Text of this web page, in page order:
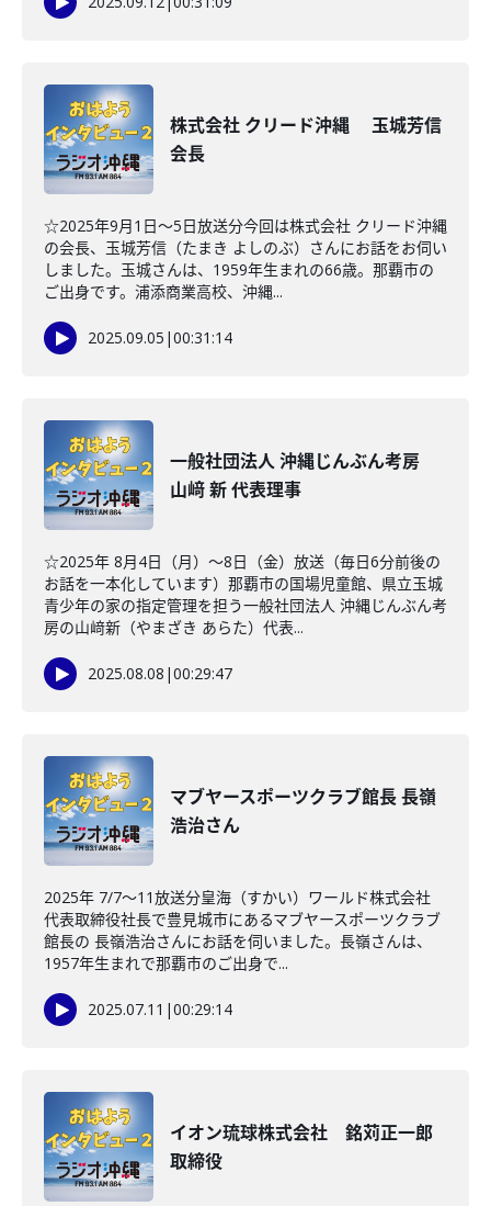
株式会社 クリード沖縄 玉城芳信
会長
☆2025年9月1日～5日放送分今回は株式会社 クリード沖縄
の会長、玉城芳信（たまき よしのぶ）さんにお話をお伺い
しました。玉城さんは、1959年生まれの66歳。那覇市の
ご出身です。浦添商業高校、沖縄...
2025.09.05 |00:31:14
一般社団法人 沖縄じんぶん考房
山﨑 新 代表理事
☆2025年 8月4日（月）～8日（金）放送（毎日6分前後の
お話を一本化しています）那覇市の国場児童館、県立玉城
青少年の家の指定管理を担う一般社団法人 沖縄じんぶん考
房の山﨑新（やまざき あらた）代表...
2025.08.08 |00:29:47
マブヤースポーツクラブ館長 長嶺
浩治さん
2025年 7/7～11放送分皇海（すかい）ワールド株式会社
代表取締役社長で豊見城市にあるマブヤースポーツクラブ
館長の 長嶺浩治さんにお話を伺いました。長嶺さんは、
1957年生まれで那覇市のご出身で...
2025.07.11 |00:29:14
イオン琉球株式会社 銘苅正一郎
取締役